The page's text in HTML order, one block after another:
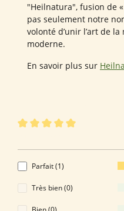
"Heilnatura", fusion de
pas seulement notre
volonté d’unir l’art de
moderne.
En savoir plus sur
Parfait (1)
Très bien (0)